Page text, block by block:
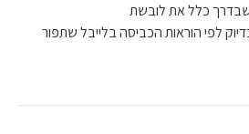
כלל את לובשת
לפי הוראות הכביסה בלייבל שתפור